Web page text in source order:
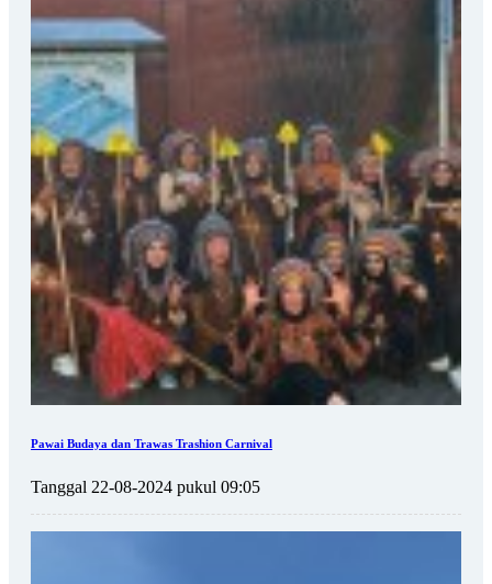
Pawai Budaya dan Trawas Trashion Carnival
Tanggal 22-08-2024 pukul 09:05